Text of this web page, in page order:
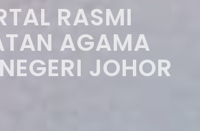
RASMI
AGAMA
JOHOR